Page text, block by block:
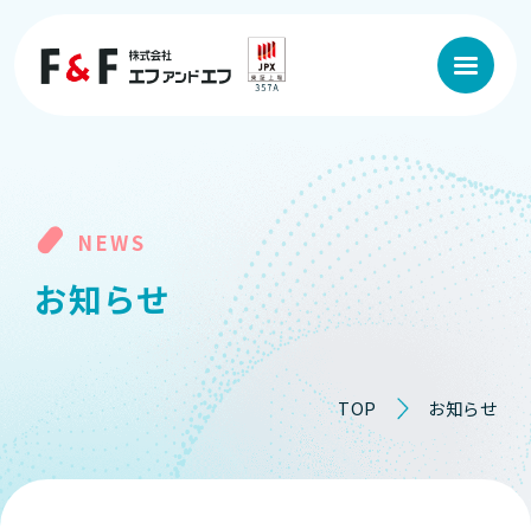
NEWS
お知らせ
TOP お知らせ